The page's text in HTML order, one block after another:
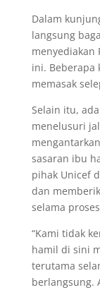
Dalam
langsung
menyediakan
ini. Beberapa
memasak
Selain itu,
menelusuri
sasaran ibu
pihak Unicef
dan
selama
“Kami tidak
hamil di sini
terutama
berlangsung.